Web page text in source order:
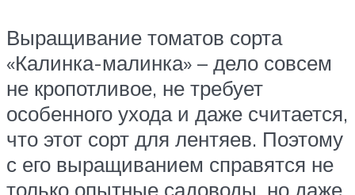
Выращивание томатов сорта
«Калинка-малинка» – дело совсем
не кропотливое, не требует
особенного ухода и даже считается,
что этот сорт для лентяев. Поэтому
с его выращиванием справятся не
только опытные садоводы, но даже